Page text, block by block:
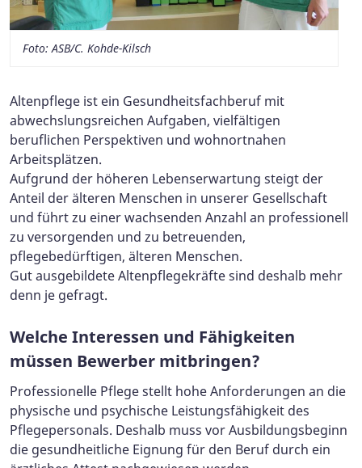
Foto: ASB/C. Kohde-Kilsch
Altenpflege ist ein Gesundheitsfachberuf mit
abwechslungsreichen Aufgaben, vielfältigen
beruflichen Perspektiven und wohnortnahen
Arbeitsplätzen.
Aufgrund der höheren Lebenserwartung steigt der
Anteil der älteren Menschen in unserer Gesellschaft
und führt zu einer wachsenden Anzahl an professionell
zu versorgenden und zu betreuenden,
pflegebedürftigen, älteren Menschen.
Gut ausgebildete Altenpflegekräfte sind deshalb mehr
denn je gefragt.
Welche Interessen und Fähigkeiten
müssen Bewerber mitbringen?
Professionelle Pflege stellt hohe Anforderungen an die
physische und psychische Leistungsfähigkeit des
Pflegepersonals. Deshalb muss vor Ausbildungsbeginn
die gesundheitliche Eignung für den Beruf durch ein